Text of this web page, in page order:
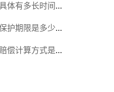
？
体有多长时间？
可能被驳回？
护期限是多少
否有专利申请
偿计算方式是什